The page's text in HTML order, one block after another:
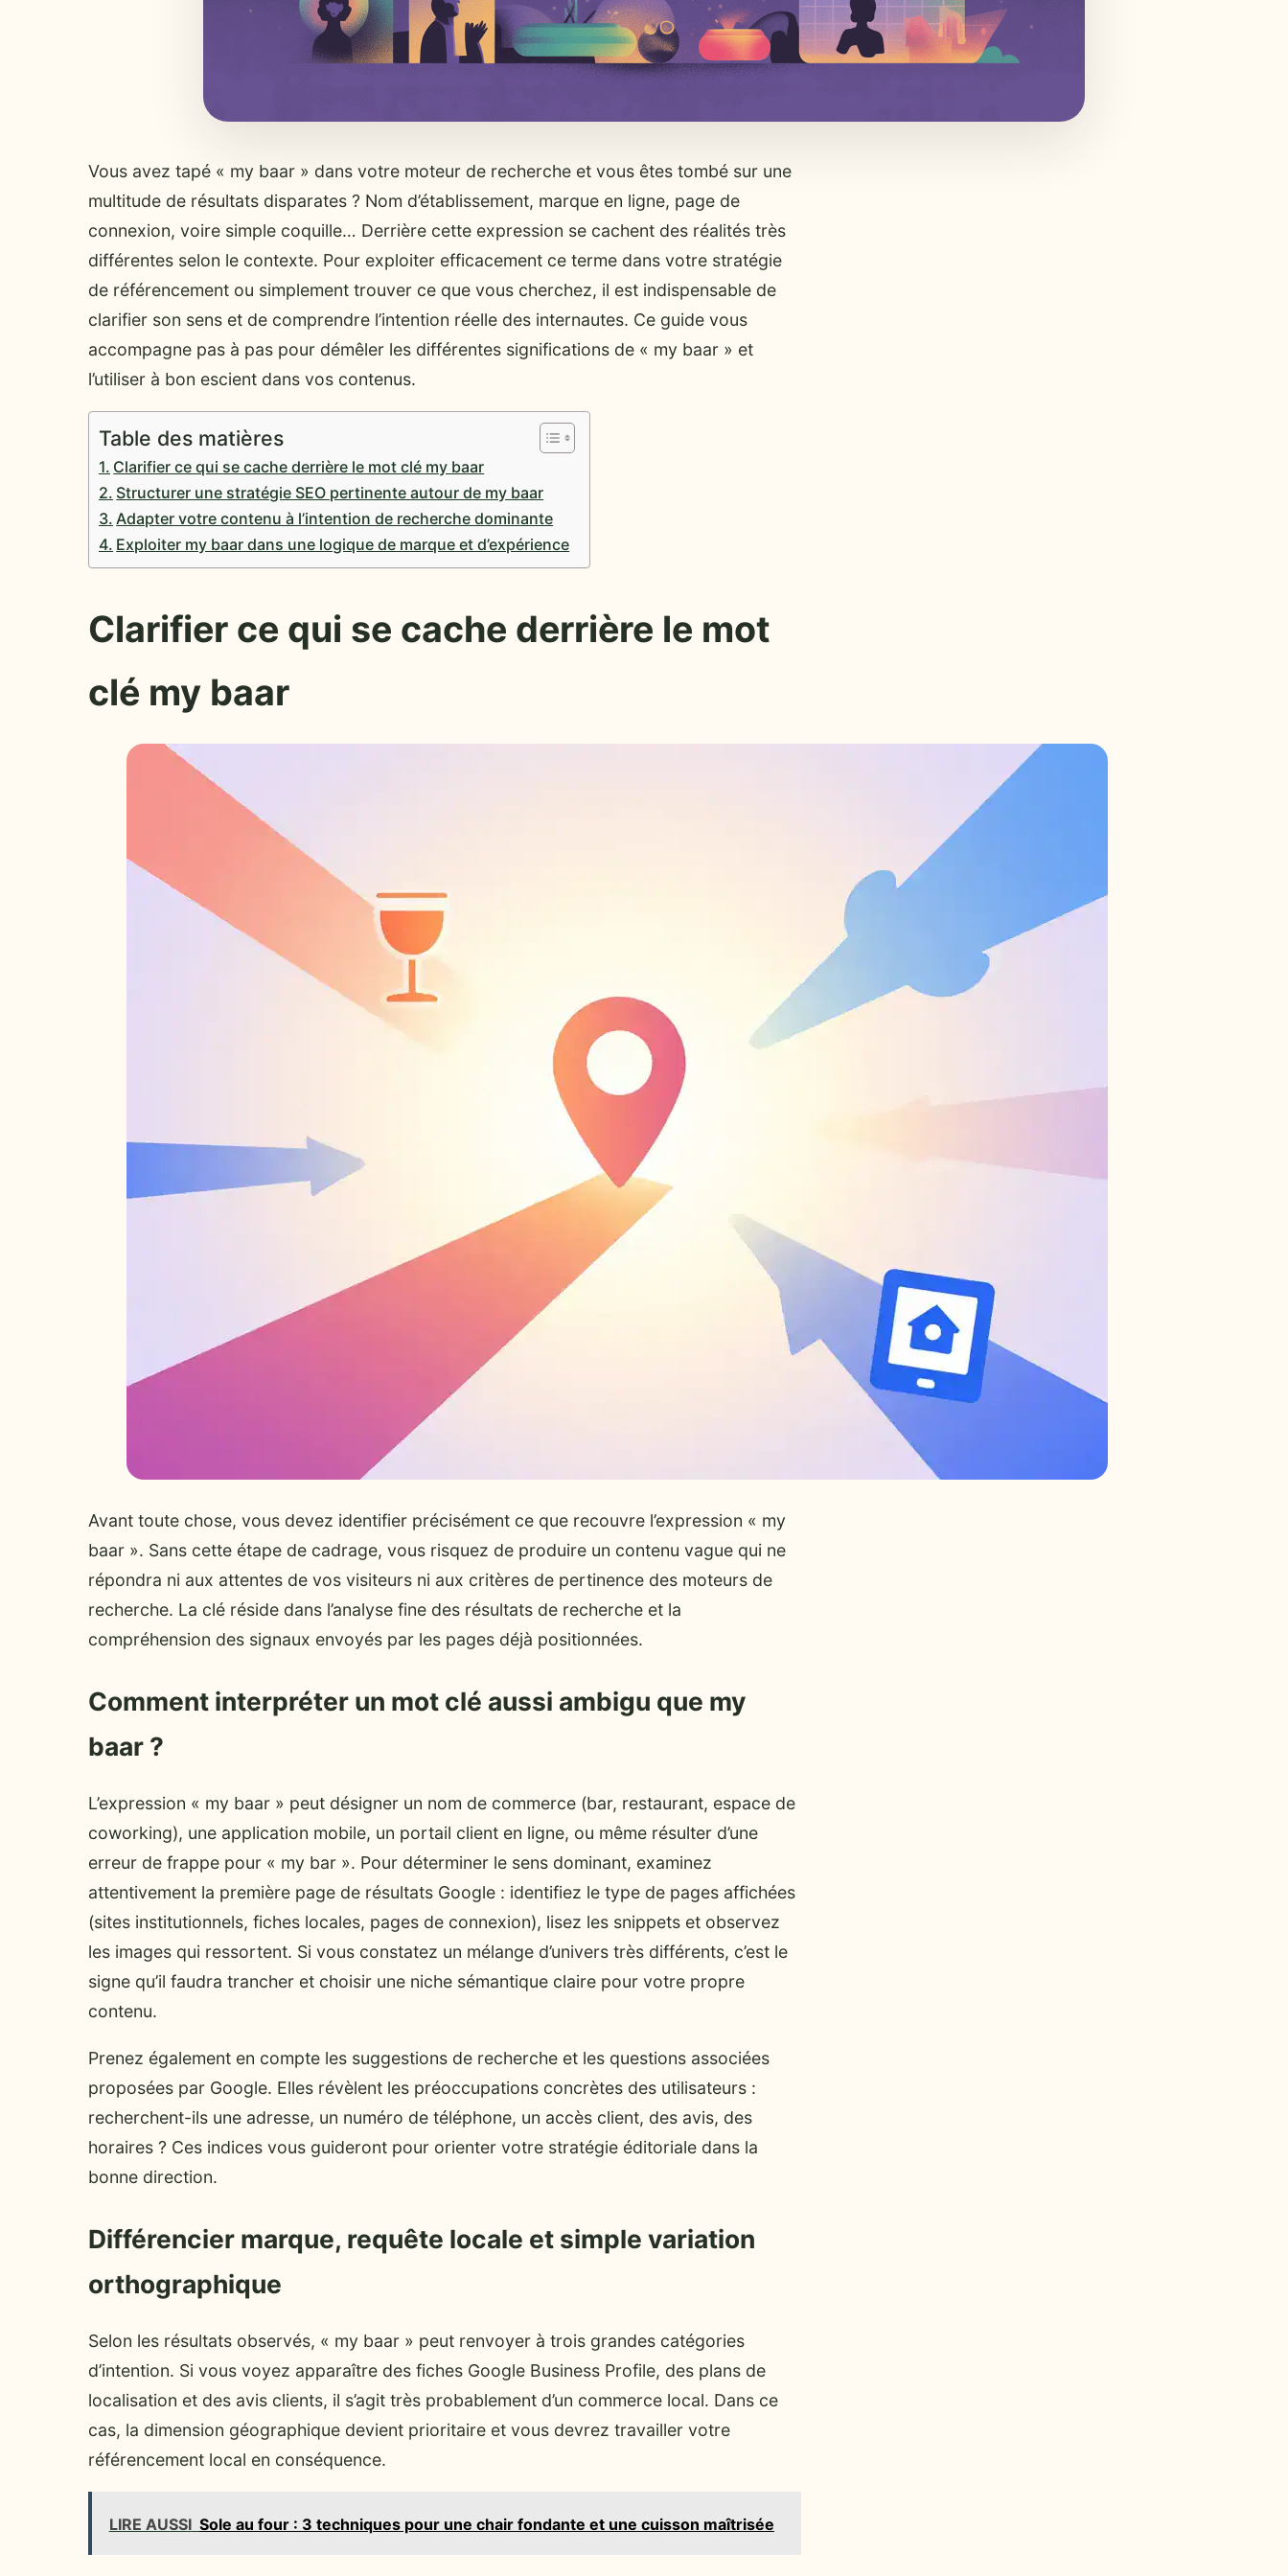
Vous avez tapé « my baar » dans votre moteur de recherche et vous êtes tombé sur une
multitude de résultats disparates ? Nom d’établissement, marque en ligne, page de
connexion, voire simple coquille… Derrière cette expression se cachent des réalités très
différentes selon le contexte. Pour exploiter efficacement ce terme dans votre stratégie
de référencement ou simplement trouver ce que vous cherchez, il est indispensable de
clarifier son sens et de comprendre l’intention réelle des internautes. Ce guide vous
accompagne pas à pas pour démêler les différentes significations de « my baar » et
l’utiliser à bon escient dans vos contenus.
Table des matières
Clarifier ce qui se cache derrière le mot clé my baar
Structurer une stratégie SEO pertinente autour de my baar
Adapter votre contenu à l’intention de recherche dominante
Exploiter my baar dans une logique de marque et d’expérience
Clarifier ce qui se cache derrière le mot
clé my baar
Avant toute chose, vous devez identifier précisément ce que recouvre l’expression « my
baar ». Sans cette étape de cadrage, vous risquez de produire un contenu vague qui ne
répondra ni aux attentes de vos visiteurs ni aux critères de pertinence des moteurs de
recherche. La clé réside dans l’analyse fine des résultats de recherche et la
compréhension des signaux envoyés par les pages déjà positionnées.
Comment interpréter un mot clé aussi ambigu que my
baar ?
L’expression « my baar » peut désigner un nom de commerce (bar, restaurant, espace de
coworking), une application mobile, un portail client en ligne, ou même résulter d’une
erreur de frappe pour « my bar ». Pour déterminer le sens dominant, examinez
attentivement la première page de résultats Google : identifiez le type de pages affichées
(sites institutionnels, fiches locales, pages de connexion), lisez les snippets et observez
les images qui ressortent. Si vous constatez un mélange d’univers très différents, c’est le
signe qu’il faudra trancher et choisir une niche sémantique claire pour votre propre
contenu.
Prenez également en compte les suggestions de recherche et les questions associées
proposées par Google. Elles révèlent les préoccupations concrètes des utilisateurs :
recherchent-ils une adresse, un numéro de téléphone, un accès client, des avis, des
horaires ? Ces indices vous guideront pour orienter votre stratégie éditoriale dans la
bonne direction.
Différencier marque, requête locale et simple variation
orthographique
Selon les résultats observés, « my baar » peut renvoyer à trois grandes catégories
d’intention. Si vous voyez apparaître des fiches Google Business Profile, des plans de
localisation et des avis clients, il s’agit très probablement d’un commerce local. Dans ce
cas, la dimension géographique devient prioritaire et vous devrez travailler votre
référencement local en conséquence.
LIRE AUSSI Sole au four : 3 techniques pour une chair fondante et une cuisson maîtrisée